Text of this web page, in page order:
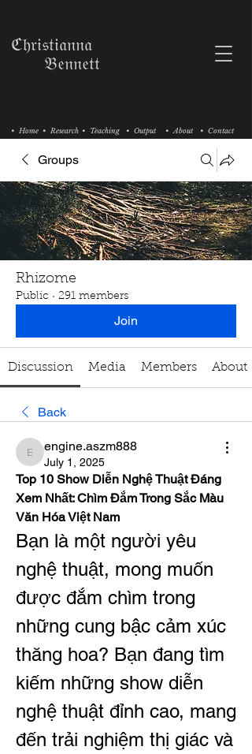
• Research • Teaching
• Home • Output • About • Contact
ℭ𝔥𝔯𝔦𝔰𝔱𝔦𝔞𝔫𝔫𝔞
𝔅𝔢𝔫𝔫𝔢𝔱𝔱
Groups
Rhizome
Public · 291 members
Join
Discussion Media Members About
Back
engine.aszm888
engine.aszm888
July 1, 2025
Top 10 Show Diễn Nghệ Thuật Đáng
Xem Nhất: Chìm Đắm Trong Sắc Màu
Văn Hóa Việt Nam
Bạn là một người yêu
nghệ thuật, mong muốn
được đắm chìm trong
những cung bậc cảm xúc
thăng hoa? Bạn đang tìm
kiếm những show diễn
nghệ thuật đỉnh cao, mang
đến trải nghiệm thị giác và